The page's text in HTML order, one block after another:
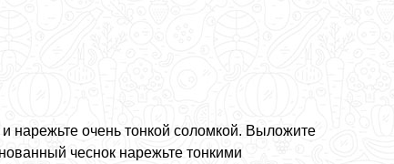
нарежьте очень тонкой соломкой. Выложите
чеснок нарежьте тонкими